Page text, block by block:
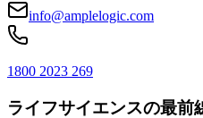
info@amplelogic.com
1800 2023 269
ライフサイエンスの最前